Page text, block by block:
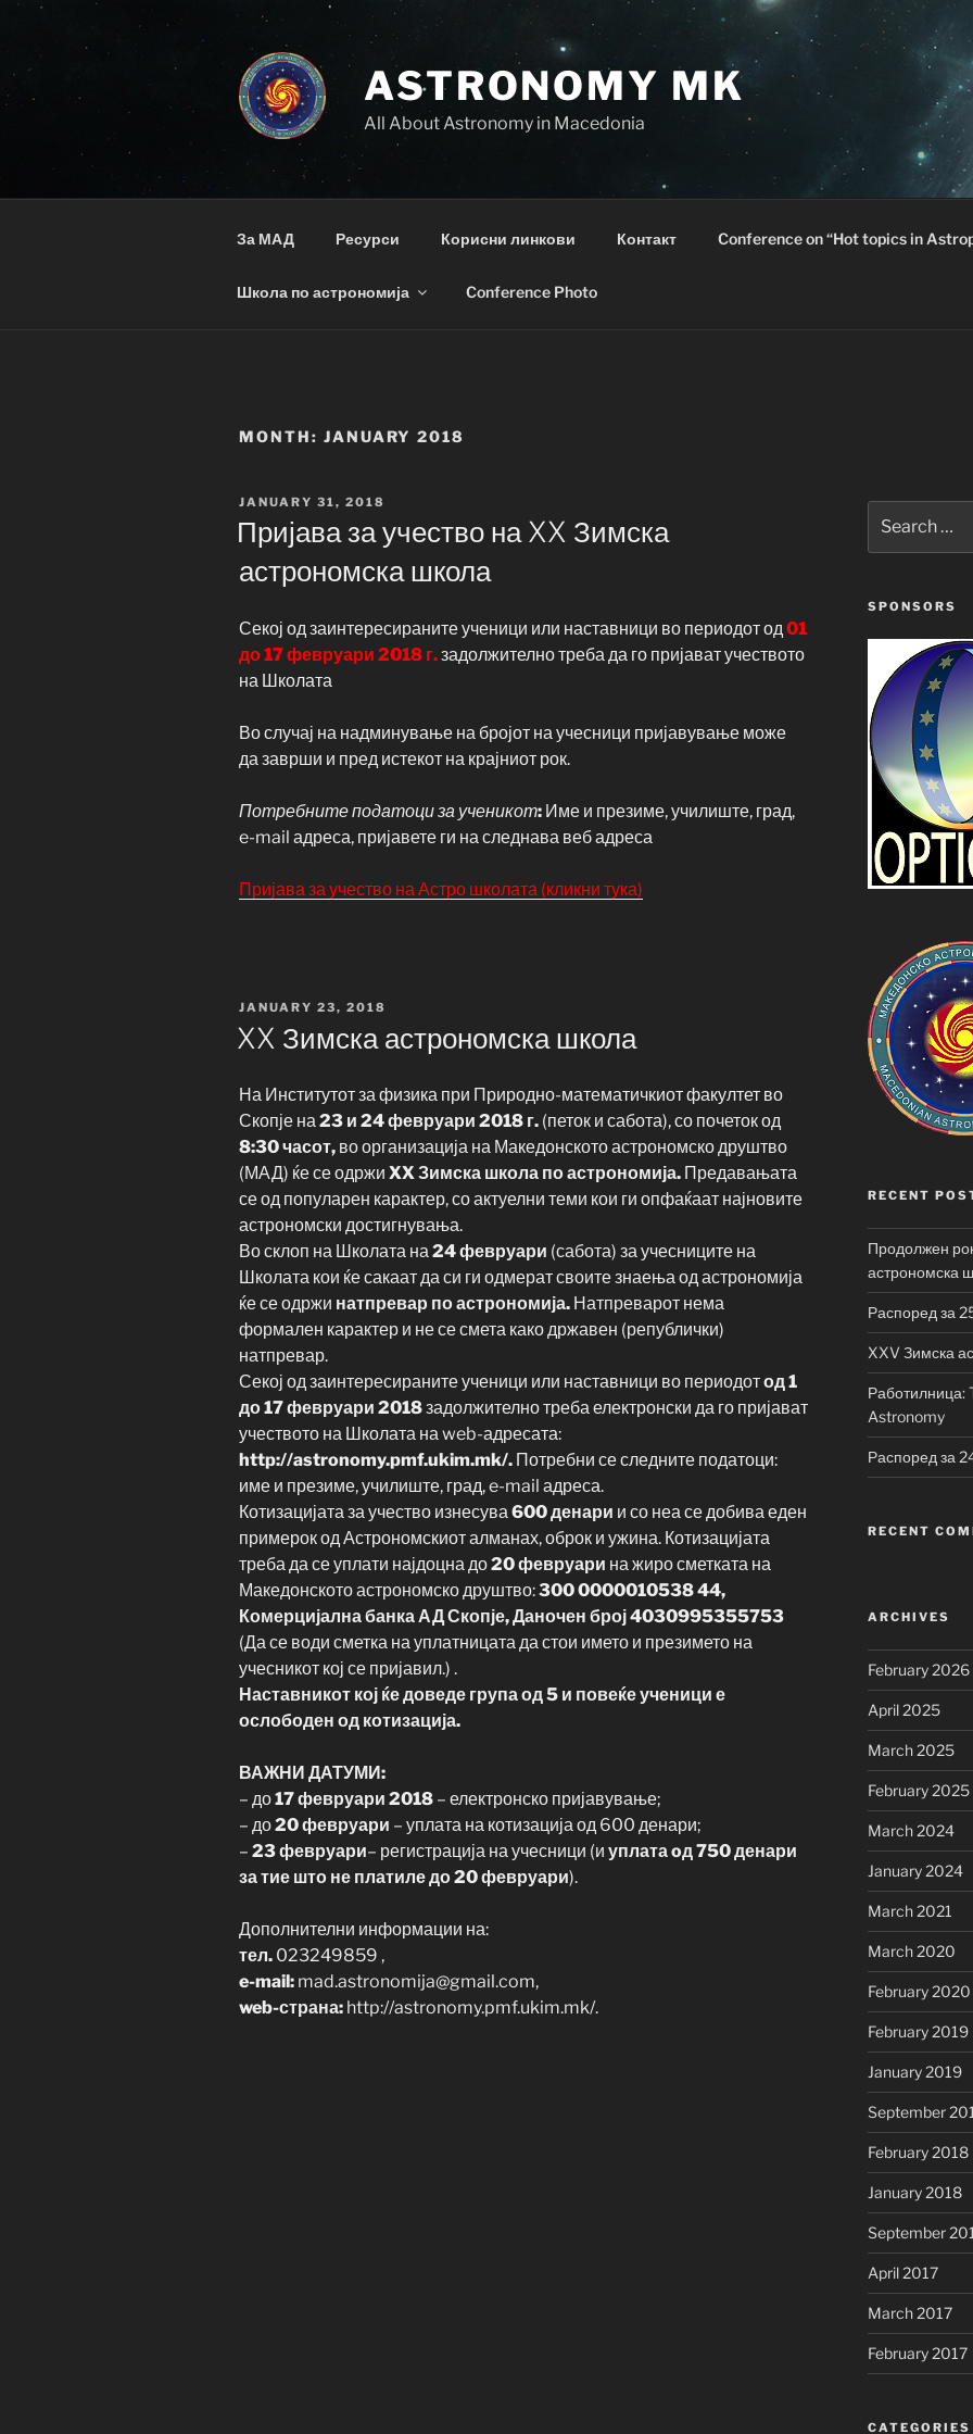
Skip
content
ASTRONOMY MK
All About Astronomy in Macedonia
За МАД Ресурси Корисни линкови Контакт Conference on “Hot topics in
Школа по астрономија Conference Photo
MONTH: JANUARY 2018
POSTED
JANUARY 31, 2018
Пријава за учество на XX Зимска
астрономска школа
Секој од заинтересираните ученици или наставници во периодот од 01
до 17 февруари 2018 г.задолжително треба да го пријават учеството
на Школата
Во случај на надминување на бројот на учесници пријавување може
да заврши и пред истекот на крајниот рок.
Потребните податоци за ученикот: Име и презиме, училиште, град,
e-mail адреса, пријавете ги на следнава веб адреса
Пријава за учество на Астро школата (кликни тука)
POSTED
JANUARY 23, 2018
XX Зимска астрономска школа
На Институтот за физика при Природно-математичкиот факултет во
Скопје на23 и 24 февруари 2018 г. (петок и сабота), со почеток од
8:30часот, во организација на Македонското астрономско друштво
(МАД) ќе се одржи XX Зимска школа по астрономија. Предавањата
се од популарен карактер, со актуелни теми кои ги опфаќаат најновите
астрономски достигнувања.
Во склоп на Школата на24 февруари (сабота) за учесниците на
Школата кои ќе сакаат да си ги одмерат своите знаења од астрономија
ќе се одржи натпревар по астрономија. Натпреварот нема
формален карактер и не се смета како државен (републички)
натпревар.
Секој од заинтересираните ученици или наставници во периодотод 1
до 17 февруари 2018задолжително треба електронски да го пријават
учеството на Школата на web-адресата:
http://astronomy.pmf.ukim.mk/. Потребни се следните податоци:
име и презиме, училиште, град, e-mail адреса.
Котизацијата за учество изнесува600 денари и со неа се добива еден
примерок од Астрономскиот алманах, оброк и ужина. Котизацијата
треба да се уплати најдоцна до20 февруари на жиро сметката на
Македонското астрономско друштво:300 0000010538 44,
Комерцијална банка АД Скопје, Даночен број 4030995355753
(Да се води сметка на уплатницата да стои името и презимето на
учесникот кој се пријавил.) .
Наставникот кој ќе доведе група од 5 и повеќе ученици е
ослободен од котизација.
ВАЖНИ ДАТУМИ:
– до17 февруари 2018 – електронско пријавување;
– до20 февруари – уплата на котизација од 600 денари;
– 23 февруари– регистрација на учесници (и уплата oд 750 денари
за тие што не платиле до 20 февруари).
Дополнителни информации на:
тел. 023249859 ,
e-mail: mad.astronomija@gmail.com,
web-страна: http://astronomy.pmf.ukim.mk/.
for:
SPONSORS
RECENT
Продолжен
астрономска
Распоред за
XXV Зимска
Работилница:
Astronomy
Распоред за
RECENT
ARCHIVES
February 2026
April 2025
March 2025
February 2025
March 2024
January 2024
March 2021
March 2020
February 2020
February 2019
January 2019
September
February 2018
January 2018
September
April 2017
March 2017
February 2017
CATEGORIES